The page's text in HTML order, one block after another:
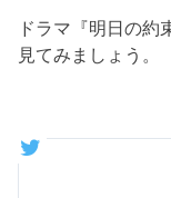
ドラマ『明日の約
見てみましょう。